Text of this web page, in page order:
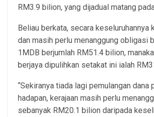
RM3.9 bilion, yang dijadual matang
Beliau berkata, secara keseluruhannya
dan masih perlu menanggung obligasi
1MDB berjumlah RM51.4 bilion,
berjaya dipulihkan setakat ini ialah
“Sekiranya tiada lagi pemulangan dana
hadapan, kerajaan masih perlu
sebanyak RM20.1 bilion daripada